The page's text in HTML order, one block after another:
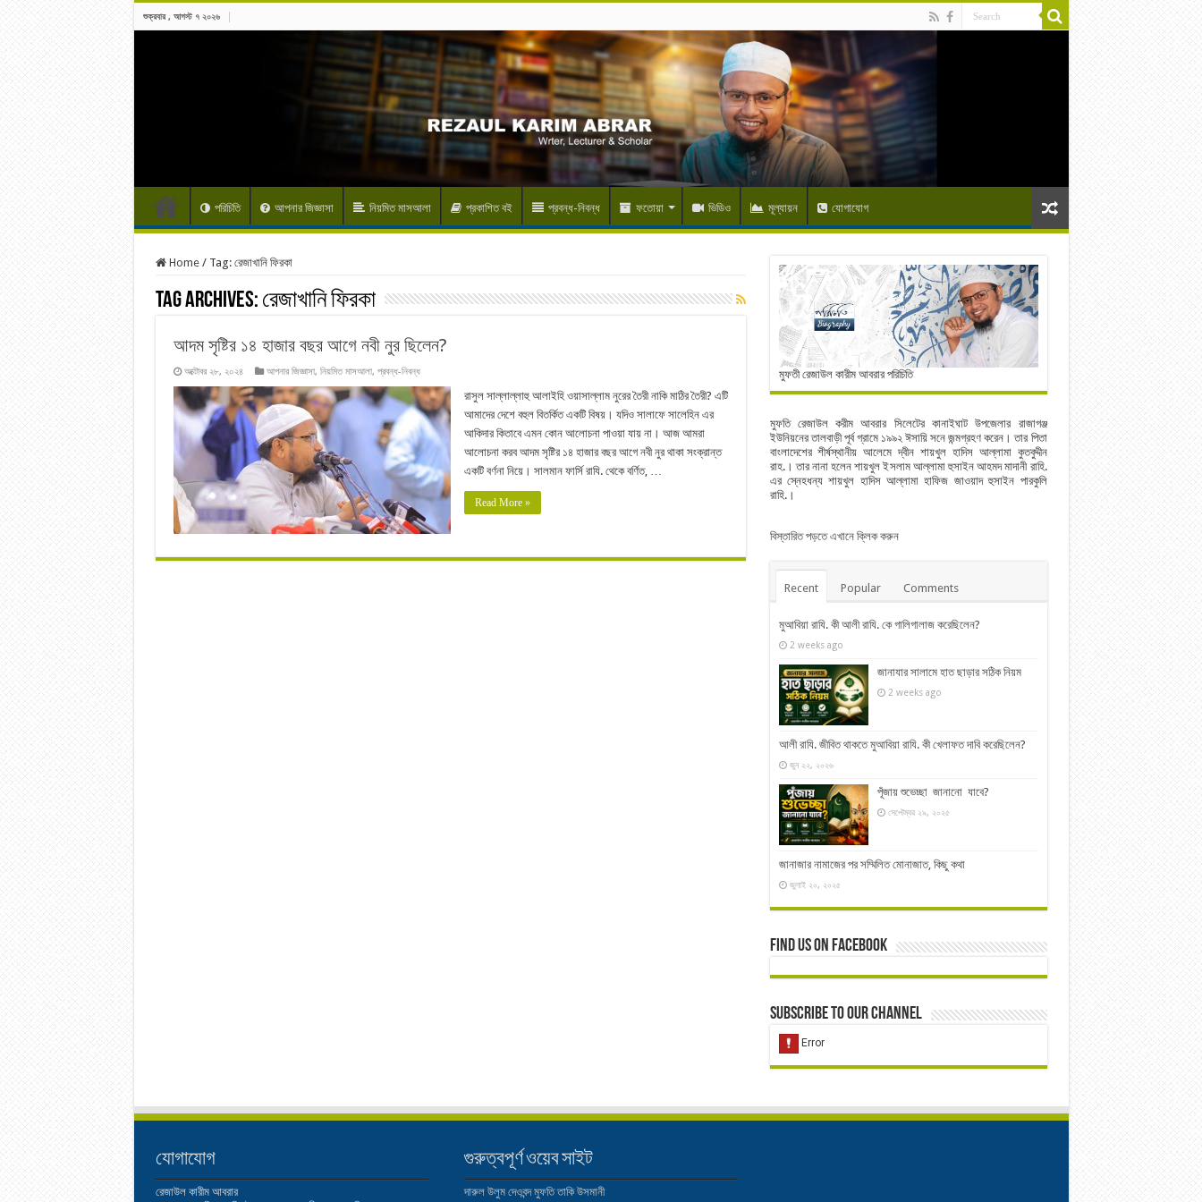
শুক্রবার , আগস্ট ৭ ২০২৬
পরিচিতি আপনার জিজ্ঞাসা নিয়মিত মাসআলা প্রকাশিত বই প্রবন্ধ-নিবন্ধ ফতোয়া ভিডিও মূল্যায়ন যোগাযোগ
Home / Tag: রেজাখানি ফিরকা
Tag Archives: রেজাখানি ফিরকা
আদম সৃষ্টির ১৪ হাজার বছর আগে নবী নুর ছিলেন?
অক্টোবর ২৮, ২০২৪ আপনার জিজ্ঞাসা, নিয়মিত মাসআলা, প্রবন্ধ-নিবন্ধ
রাসুল সাল্লাল্লাহু আলাইহি ওয়াসাল্লাম নুরের তৈরী নাকি মাঠির তৈরী? এটি
আমাদের দেশে বহুল বিতর্কিত একটি বিষয়। যদিও সালাফে সালেহিন এর
আকিদার কিতাবে এমন কোন আলোচনা পাওয়া যায় না। আজ আমরা
আলোচনা করব আদম সৃষ্টির ১৪ হাজার বছর আগে নবী নুর থাকা সংক্রান্ত
একটি বর্ণনা নিয়ে। সালমান ফার্সি রাযি. থেকে বর্ণিত, …
Read More »
মুফতী রেজাউল কারীম আবরার পরিচিতি
মুফতি রেজাউল করীম আবরার সিলেটের কানাইঘাট উপজেলার রাজাগঞ্জ
ইউনিয়নের তালবাড়ী পূর্ব গ্রামে ১৯৯২ ঈসায়ি সনে জন্মগ্রহণ করেন। তার পিতা
বাংলাদেশের শীর্ষস্থানীয় আলেমে দ্বীন শায়খুল হাদিস আল্লামা কুতবুদ্দীন
রাহ.। তার নানা হলেন শায়খুল ইসলাম আল্লামা হুসাইন আহমদ মাদানী রাহি.
এর স্নেহধন্য শায়খুল হাদিস আল্লামা হাফিজ জাওয়াদ হুসাইন পারকুলি
রাহি.।
বিস্তারিত পড়তে এখানে ক্লিক করুন
Recent Popular Comments
মুআবিয়া রাযি. কী আলী রাযি. কে গালিগালাজ করেছিলেন?
2 weeks ago
জানাযার সালামে হাত ছাড়ার সঠিক নিয়ম
2 weeks ago
আলী রাযি. জীবিত থাকতে মুআবিয়া রাযি. কী খেলাফত দাবি করেছিলেন?
জুন ২২, ২০২৬
পূঁজায় শুভেচ্ছা জানানো যাবে?
সেপ্টেম্বর ২৯, ২০২৫
জানাজার নামাজের পর সম্মিলিত মোনাজাত, কিছু কথা
জুলাই ২০, ২০২৫
Find us on Facebook
Subscribe to our Channel
যোগাযোগ
রেজাউল কারীম আবরার
গুরুত্বপূর্ণ ওয়েব সাইট
দারুল উলুম দেওবন্দ মুফতি তাকি উসমানী